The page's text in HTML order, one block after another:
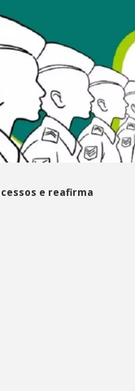
e reafirma